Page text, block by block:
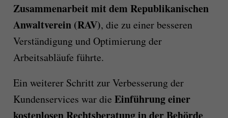
Zusammenarbeit mit dem Republikanischen
Anwaltverein (RAV), die zu einer besseren
Verständigung und Optimierung der
Arbeitsabläufe führte.
Ein weiterer Schritt zur Verbesserung der
Kundenservices war die Einführung einer
.